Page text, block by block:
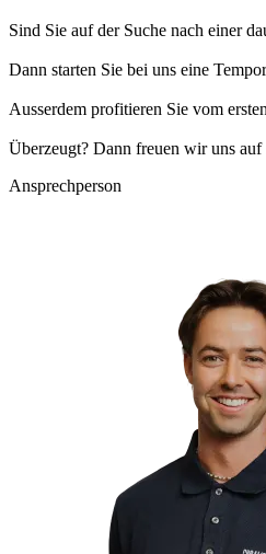
Sind Sie auf der Suche nach einer
Dann starten Sie bei uns eine
Ausserdem profitieren Sie vom
Überzeugt? Dann freuen wir uns
Ansprechperson